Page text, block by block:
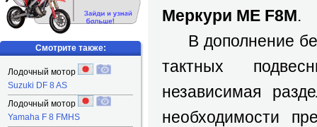
Меркури ME F8M.
В дополнение
тактных
независимая
необходимости
Смотрите также:
Лодочный мотор
Suzuki DF 8 AS
Лодочный мотор
Yamaha F 8 FMHS